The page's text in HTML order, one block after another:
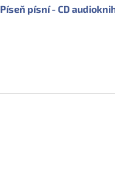
Píseň písní - CD